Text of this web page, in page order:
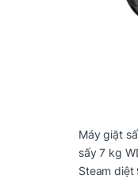
Máy giặt
sấy 7 kg
Steam diệt